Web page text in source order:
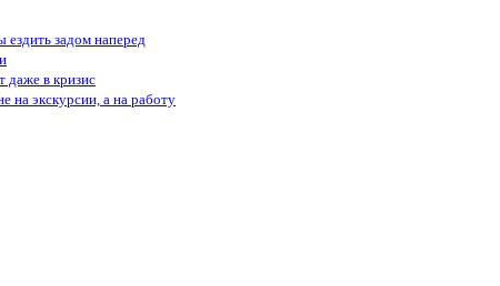
задом наперед
даже в кризис
на экскурсии, а на работу